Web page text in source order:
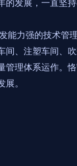
的发展，一直坚
能力强的技术管
、注塑车间、
理体系运作。
。